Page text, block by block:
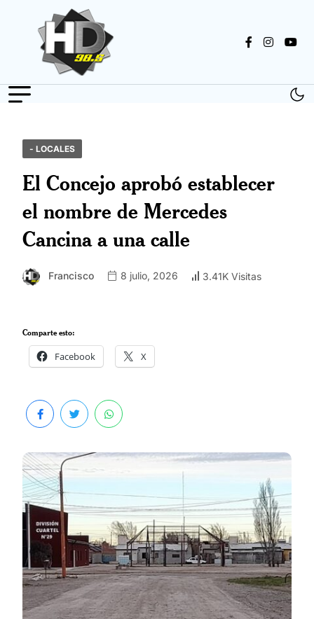
- LOCALES
El Concejo aprobó establecer
el nombre de Mercedes
Cancina a una calle
Francisco 8 julio, 2026 3.41K Visitas
Comparte esto:
Facebook X